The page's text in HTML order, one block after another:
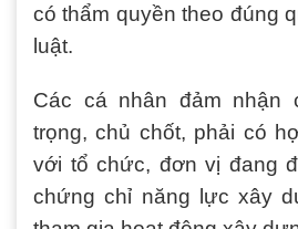
có thẩm quyền theo đúng
luật.
Các cá nhân đảm nhận
trọng, chủ chốt, phải có
với tổ chức, đơn vị đang
chứng chỉ năng lực xây